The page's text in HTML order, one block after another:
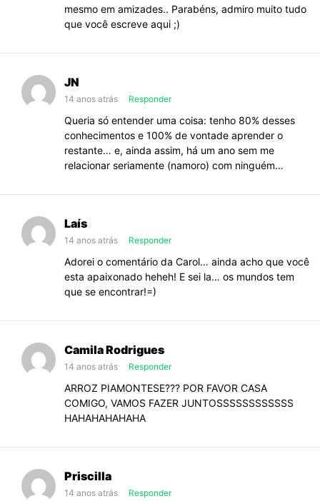
mesmo em amizades.. Parabéns, admiro muito tudo
que você escreve aqui ;)
JN
14 anos atrás Responder
Queria só entender uma coisa: tenho 80% desses
conhecimentos e 100% de vontade aprender o
restante… e, ainda assim, há um ano sem me
relacionar seriamente (namoro) com ninguém…
Laís
14 anos atrás Responder
Adorei o comentário da Carol… ainda acho que você
esta apaixonado heheh! E sei la… os mundos tem
que se encontrar!=)
Camila Rodrigues
14 anos atrás Responder
ARROZ PIAMONTESE??? POR FAVOR CASA
COMIGO, VAMOS FAZER JUNTOSSSSSSSSSSSS
HAHAHAHAHAHA
Priscilla
14 anos atrás Responder